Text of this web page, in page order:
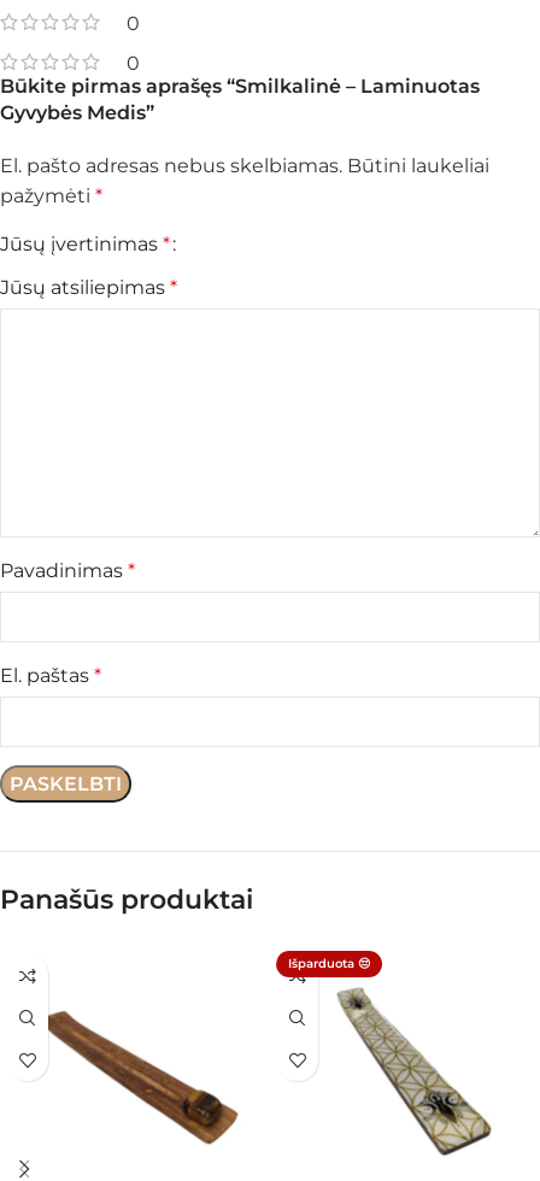
0
0
Būkite pirmas aprašęs “Smilkalinė – Laminuotas
Gyvybės Medis”
El. pašto adresas nebus skelbiamas. Būtini laukeliai
pažymėti *
Jūsų įvertinimas *
Jūsų atsiliepimas *
Pavadinimas *
El. paštas *
Panašūs produktai
Išparduota 😔